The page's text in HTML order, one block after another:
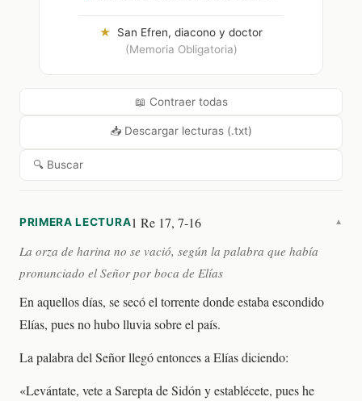
★
San Efren, diacono y doctor
(Memoria Obligatoria)
📖 Contraer todas
📥 Descargar lecturas (.txt)
🔍 Buscar
PRIMERA LECTURA1 Re 17, 7-16 ▼
La orza de harina no se vació, según la palabra que había
pronunciado el Señor por boca de Elías
En aquellos días, se secó el torrente donde estaba escondido
Elías, pues no hubo lluvia sobre el país.
La palabra del Señor llegó entonces a Elías diciendo:
«Levántate, vete a Sarepta de Sidón y establécete, pues he